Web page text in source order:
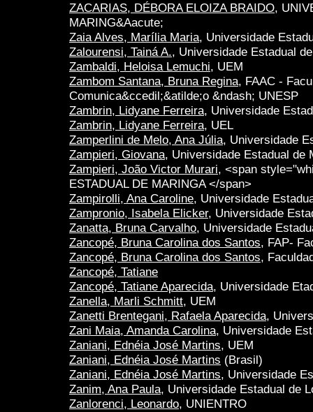
ZACARIAS, DÉBORA ELOIZA BRAIDO,
MARING&Aacute;
Zaia Alves, Marília Maria, Universidade
Zalourensi, Tainá A., Universidade Estadual
Zambaldi, Heloisa Lemuchi, UEM
Zambom Santana, Bruna Regina, FAAC -
Comunica&ccedil;&atilde;o &ndash; UNESP
Zambrin, Lidyane Ferreira, Universidade
Zambrin, Lidyane Ferreira, UEL
Zamperlini de Melo, Ana Júlia, Universidade
Zampieri, Giovana, Universidade Estadual de
Zampieri, João Victor Murari, <span
ESTADUAL DE MARINGA </span>
Zampirolli, Ana Caroline, Universidade
Zampronio, Isabela Elicker, Universidade
Zanatta, Bruna Carvalho, Universidade
Zancopé, Bruna Carolina dos Santos, FAP-
Zancopé, Bruna Carolina dos Santos,
Zancopé, Tatiane
Zancopé, Tatiane Aparecida, Universidade
Zanella, Marli Schmitt, UEM
Zanetti Brentegani, Rafaela Aparecida,
Zani Maia, Amanda Carolina, Universidade
Zaniani, Ednéia José Martins, UEM
Zaniani, Ednéia José Martins (Brasil)
Zaniani, Ednéia José Martins, Universidade
Zanim, Ana Paula, Universidade Estadual de
Zanlorenci, Leonardo, UNIENTRO